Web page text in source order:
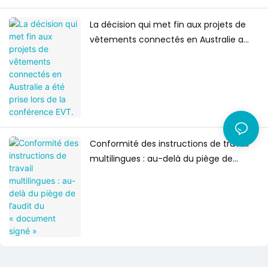
La décision qui met fin aux projets de
vêtements connectés en Australie a
Conformité des instructions de travail
multilingues : au-delà du piège de